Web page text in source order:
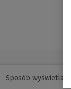
Sposób wyświetlania